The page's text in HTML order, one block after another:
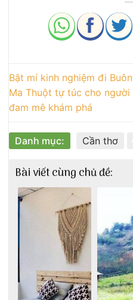
Bật mí kinh nghiệm đi Buôn
Ma Thuột tự túc cho người
đam mê khám phá
Danh mục: Cần thơ
Bài viết cùng chủ đề: